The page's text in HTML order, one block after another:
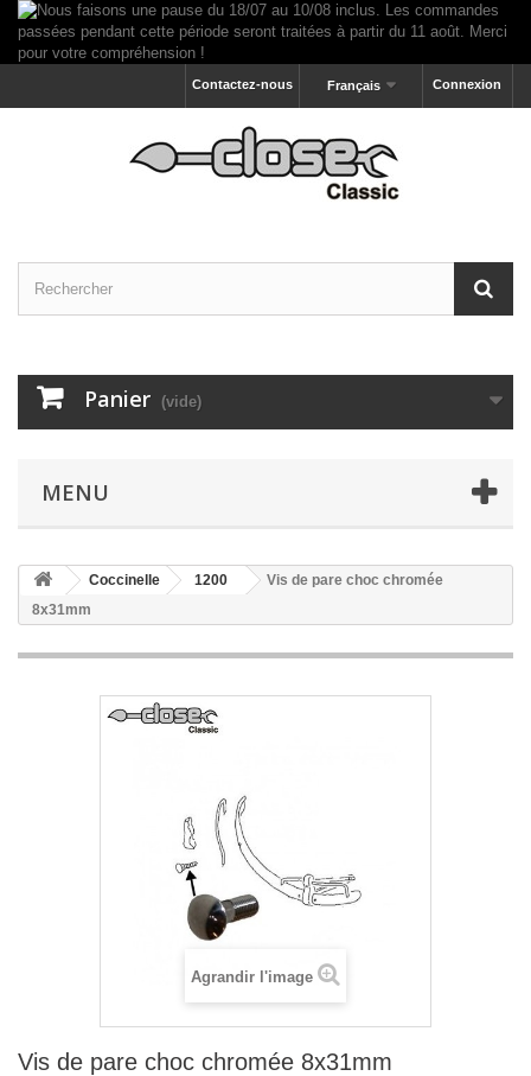
Connexion
Français
Contactez-nous
Panier (vide)
MENU
Coccinelle 1200
Vis de pare choc chromée
8x31mm
Agrandir l'image
Vis de pare choc chromée 8x31mm